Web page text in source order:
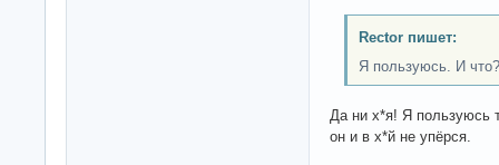
Rector пишет:
Я пользуюсь. И что?
Да ни х*я! Я пользуюсь
он и в х*й не упёрся.